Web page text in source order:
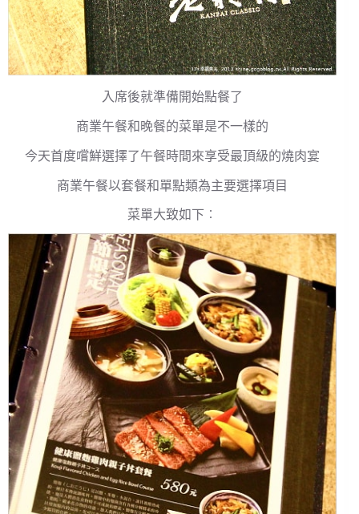
入席後就準備開始點餐了
商業午餐和晚餐的菜單是不一樣的
今天首度嚐鮮選擇了午餐時間來享受最頂級的燒肉宴
商業午餐以套餐和單點類為主要選擇項目
菜單大致如下︰